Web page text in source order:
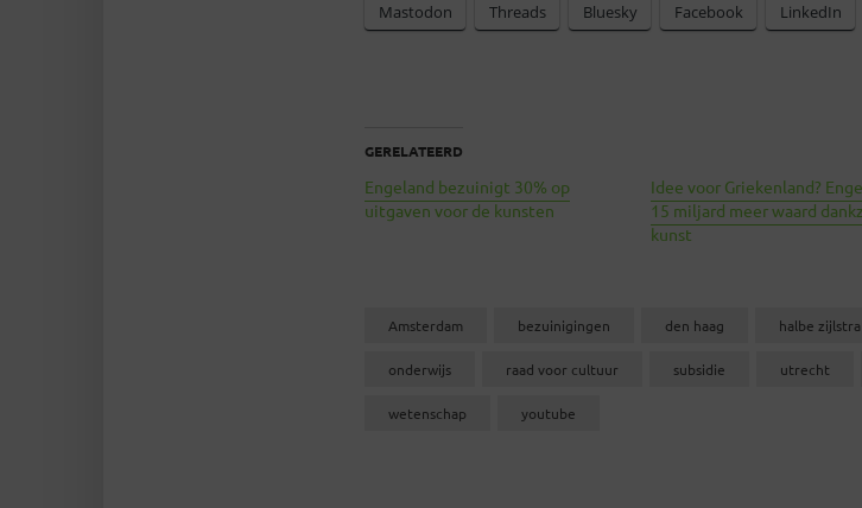
Mastodon Threads Bluesky Facebook LinkedIn
GERELATEERD
Engeland bezuinigt 30% op
uitgaven voor de kunsten
Idee voor Griekenland?
15 miljard meer waard
kunst
Amsterdam bezuinigingen den haag halbe zijlstra
onderwijs raad voor cultuur subsidie utrecht
wetenschap youtube